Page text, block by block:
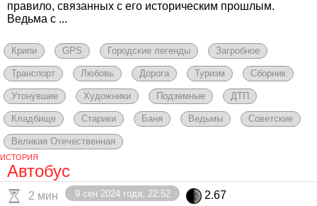
правило, связанных с его историческим прошлым.
Ведьма с ...
Крипи GPS Городские легенды Загробное
Транспорт Любовь Дорога Туризм Сборник
Утонувшие Художники Подземные ДТП
Кладбище Старики Баня Ведьмы Советские
Великая Отечественная
ИСТОРИЯ
Автобус
2 мин 9 сен 2024 года, 22:52
2.67